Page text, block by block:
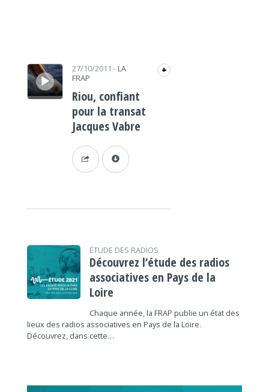
Lecteur audio 27/10/2011 - LA
FRAP
+
Riou, confiant
pour la transat
Jacques Vabre
ÉTUDE DES RADIOS
Découvrez l’étude des radios
associatives en Pays de la
Loire
Chaque année, la FRAP publie un état des
lieux des radios associatives en Pays de la Loire.
Découvrez, dans cette…